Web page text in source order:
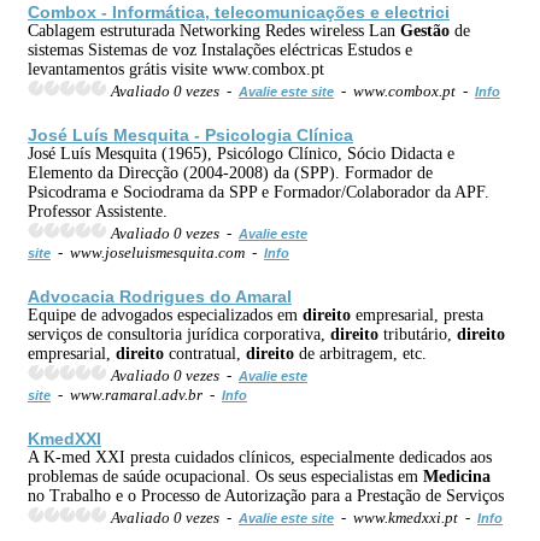
Combox - Informática, telecomunicações e electrici
Cablagem estruturada Networking Redes wireless Lan Gestão de
sistemas Sistemas de voz Instalações eléctricas Estudos e
levantamentos grátis visite www.combox.pt
Avaliado 0 vezes - Avalie este site - www.combox.pt - Info
José Luís Mesquita - Psicologia Clínica
José Luís Mesquita (1965), Psicólogo Clínico, Sócio Didacta e
Elemento da Direcção (2004-2008) da (SPP). Formador de
Psicodrama e Sociodrama da SPP e Formador/Colaborador da APF.
Professor Assistente.
Avaliado 0 vezes - Avalie este
site - www.joseluismesquita.com - Info
Advocacia Rodrigues do Amaral
Equipe de advogados especializados em direito empresarial, presta
serviços de consultoria jurídica corporativa, direito tributário, direito
empresarial, direito contratual, direito de arbitragem, etc.
Avaliado 0 vezes - Avalie este
site - www.ramaral.adv.br - Info
KmedXXI
A K-med XXI presta cuidados clínicos, especialmente dedicados aos
problemas de saúde ocupacional. Os seus especialistas em Medicina
no Trabalho e o Processo de Autorização para a Prestação de Serviços
Avaliado 0 vezes - Avalie este site - www.kmedxxi.pt - Info